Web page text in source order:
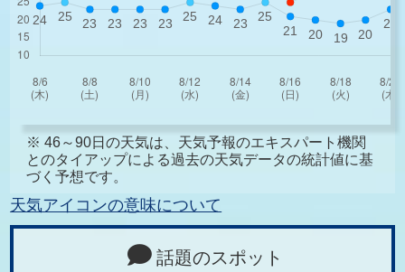
※ 46～90日の天気は、天気予報のエキスパート機関
とのタイアップによる過去の天気データの統計値に基
づく予想です。
天気アイコンの意味について
話題のスポット